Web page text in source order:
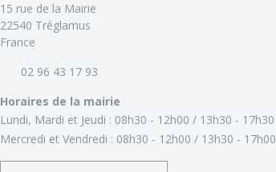
15 rue de la Mairie
22540 Tréglamus
France
02 96 43 17 93
Horaires de la mairie
Lundi, Mardi et Jeudi : 08h30 - 12h00
13h30 - 17h30
Mercredi et Vendredi : 08h30 - 12h00 13h30 - 17h00